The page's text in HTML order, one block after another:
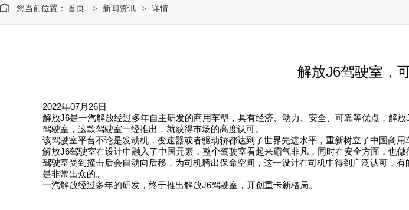
您当前位置： 首页 > 新闻资讯 > 详情
解放J6驾驶室，
2022年07月26日
解放J6是一汽解放经过多年自主研发的商用车型，具有经济、动力、安全、可靠等优点，解
驾驶室，这款驾驶室一经推出，就获得市场的高度认可。
该驾驶室平台不论是发动机，变速器或者驱动轿都达到了世界先进水平，重新树立了中国商用
解放J6驾驶室在设计中融入了中国元素，整个驾驶室看起来霸气非凡，同时在安全方面，也
驾驶室受到撞击后会自动向后移，为司机腾出保命空间，这一设计在司机中得到广泛认可，
是非常出众的。
一汽解放经过多年的研发，终于推出解放J6驾驶室，开创重卡新格局。